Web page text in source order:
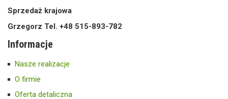
Sprzedaż krajowa
Grzegorz Tel. +48 515-893-782
Informacje
Nasze realizacje
O firmie
Oferta detaliczna